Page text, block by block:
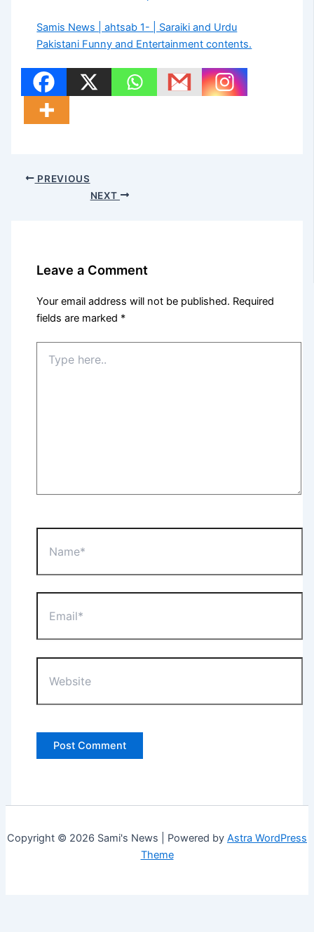
Samis News | ahtsab 1- | Saraiki and Urdu
Pakistani Funny and Entertainment contents.
PREVIOUS
NEXT
Leave a Comment
Your email address will not be published. Required
fields are marked *
here..
Copyright © 2026 Sami's News | Powered by Astra WordPress
Theme